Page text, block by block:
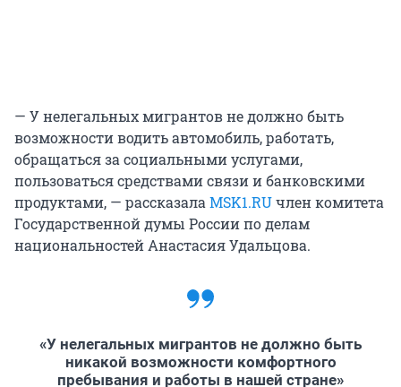
— У нелегальных мигрантов не должно быть
возможности водить автомобиль, работать,
обращаться за социальными услугами,
пользоваться средствами связи и банковскими
продуктами, — рассказалаMSK1.RUчлен комитета
Государственной думы России по делам
национальностей Анастасия Удальцова.
«У нелегальных мигрантов не должно быть
никакой возможности комфортного
пребывания и работы в нашей стране»